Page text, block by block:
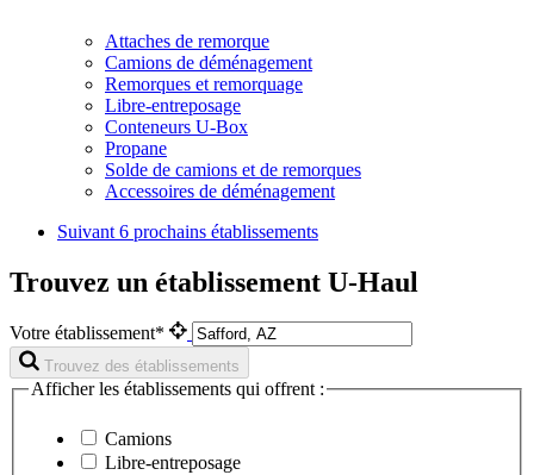
Attaches de remorque
Camions de déménagement
Remorques et remorquage
Libre-entreposage
Conteneurs U-Box
Propane
Solde de camions et de remorques
Accessoires de déménagement
Suivant 6 prochains établissements
Trouvez un établissement U-Haul
Votre établissement*
Trouvez des établissements
Afficher les établissements qui offrent :
Camions
Libre-entreposage